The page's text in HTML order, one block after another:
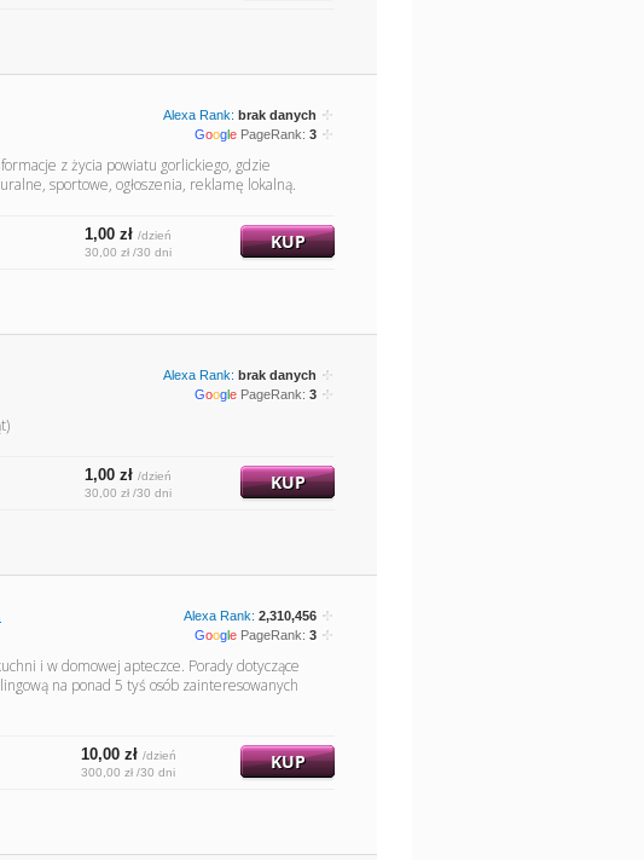
Alexa Rank: brak danych
Google PageRank: 3
z życia powiatu gorlickiego, gdzie
sportowe, ogłoszenia, reklamę lokalną.
1,00 zł /dzień
30,00 zł /30 dni
KUP
Alexa Rank: brak danych
Google PageRank: 3
1,00 zł /dzień
30,00 zł /30 dni
KUP
Alexa Rank: 2,310,456
Google PageRank: 3
i w domowej apteczce. Porady dotyczące
na ponad 5 tyś osób zainteresowanych
10,00 zł /dzień
300,00 zł /30 dni
KUP